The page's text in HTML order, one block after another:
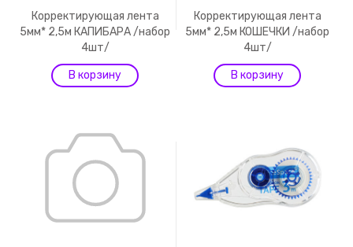
Корректирующая лента
5мм* 2,5м КАПИБАРА /набор
4шт/
Корректирующая лента
5мм* 2,5м КОШЕЧКИ /набор
4шт/